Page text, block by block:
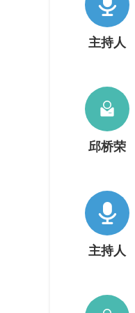

主持人

邱桥荣

主持人